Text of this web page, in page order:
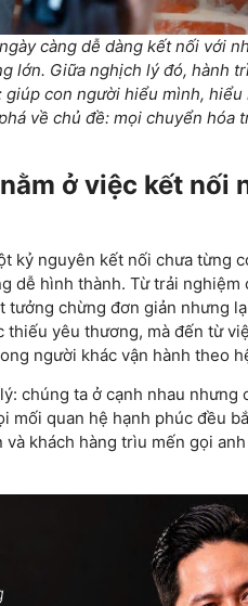
càng dễ dàng kết nối với
lớn. Giữa nghịch lý đó, hành
con người hiểu mình,
về chủ đề: mọi chuyển
ở việc kết nối
kỷ nguyên kết nối chưa từng
dễ hình thành. Từ trải
tưởng chừng đơn giản nhưng
yêu thương, mà đến từ
người khác vận hành theo
chúng ta ở cạnh nhau nhưng
mối quan hệ hạnh phúc đều
khách hàng trìu mến gọi